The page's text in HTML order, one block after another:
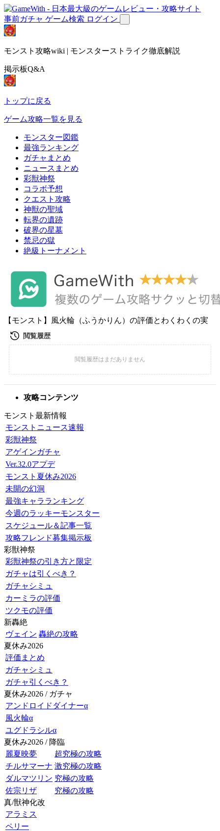
事前ガチャ ゲーム検索 ログイン
モンスト攻略wiki | モンスターストライク徹底解説
掲示板Q&A
トップに戻る
ゲーム攻略一覧を見る
モンスター図鑑
最強ランキング
ガチャまとめ
ニュースまとめ
彩獣神祭
コラボ予想
クエスト攻略
神獣の聖域
転界の遺跡
破界の星墓
禁忌の獄
絶級トーナメント
【モンスト】風火輪（ふうかりん）の評価とわくわくの実
攻略コンテンツ
モンスト最新情報
モンストニュース速報
彩獣神祭
アゲインガチャ
Ver.32.0アプデ
モンスト夏休み2026
未開の幻洞
最強キャラランキング
今週のラッキーモンスター
スケジュール＆記事一覧
攻略フレンド募集掲示板
彩獣神祭
彩獣神祭の引き方と限定
ガチャは引くべき？
ガチャシミュ
カーミラの評価
ツクモの評価
新轟絶
ヴェイン 轟絶の攻略
夏休み2026
評価まとめ
ガチャシミュ
ガチャ引くべき？
夏休み2026 / ガチャ
アンドロイドダイナーα
風火輪α
ユグドラシルα
夏休み2026 / 降臨
麗夏映夢
超究極の攻略
チルサマーナ 激究極の攻略
ダルマツリン 究極の攻略
佐宗リザ
究極の攻略
真/獣神化改
アラミス
ペリー